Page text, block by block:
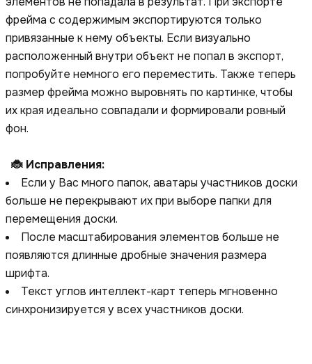
фрейма с содержимым экспортируются только
привязанные к нему объекты. Если визуально
расположенный внутри объект не попал в экспорт,
попробуйте немного его переместить. Также теперь
размер фрейма можно выровнять по картинке, чтобы
их края идеально совпадали и формировали ровный
фон.
🐞 Исправления:
Если у Вас много папок, аватары участников доски
больше не перекрывают их при выборе папки для
перемещения доски.
После масштабирования элементов больше не
появляются длинные дробные значения размера
шрифта.
Текст углов интеллект-карт теперь мгновенно
синхронизируется у всех участников доски.